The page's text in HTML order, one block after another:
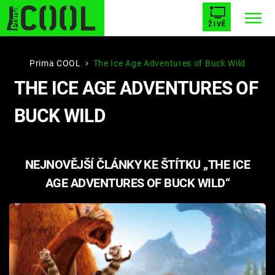
ŽIVĚ
Trendy: STARHOUSE BUFFY, PŘEMOŽITELKA UPÍRŮ
ESCAPE PLNEJ KOTEL AVENGERS 5
Témata
Seriály
Hry
Prima COOL The Ice Age Adventures of Buck Wild
THE ICE AGE ADVENTURES OF
BUCK WILD
NEJNOVĚJŠÍ ČLÁNKY KE ŠTÍTKU „THE ICE
AGE ADVENTURES OF BUCK WILD“